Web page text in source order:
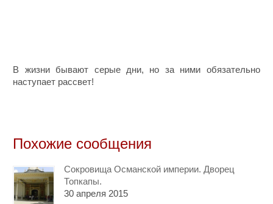
В жизни бывают серые дни, но за ними обязательно
наступает рассвет!
Похожие сообщения
Сокровища Османской империи. Дворец
Топкапы.
30 апреля 2015